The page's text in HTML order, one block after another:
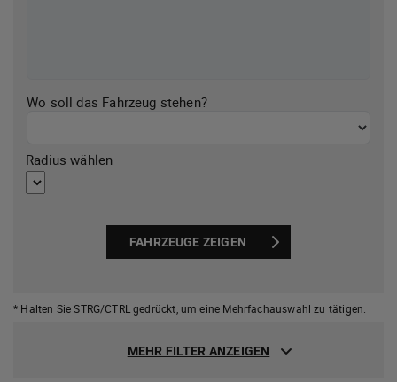
Wo soll das Fahrzeug stehen?
Radius wählen
FAHRZEUGE ZEIGEN
* Halten Sie STRG/CTRL gedrückt, um eine Mehrfachauswahl zu tätigen.
MEHR FILTER ANZEIGEN